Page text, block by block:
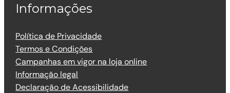
Informações
Política de Privacidade
Termos e Condições
Campanhas em vigor na loja online
Informação legal
Declaração de Acessibilidade